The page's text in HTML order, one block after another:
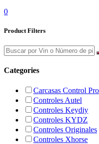
0
Product Filters
Categories
Carcasas Control
Controles Autel
Controles Keydiy
Controles KYDZ
Controles Originales
Controles Xhorse